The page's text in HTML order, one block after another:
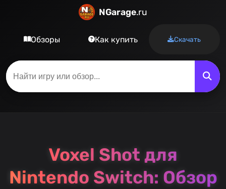
NGarage.ru
Обзоры Как купить Скачать
Voxel Shot для
Nintendo Switch: Обзор